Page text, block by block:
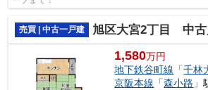
売買 | 中古一戸建 旭区大宮2丁目 中古
1,580万円
地下鉄谷町線 「千林
京阪本線 「森小路 」